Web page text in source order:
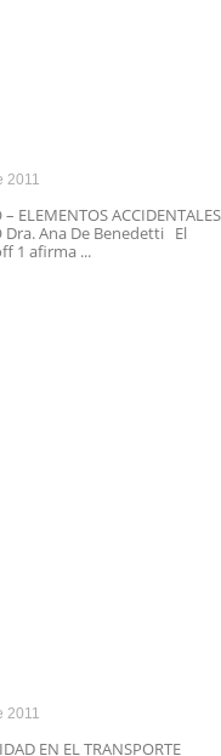
2011
ELEMENTOS ACCIDENTALES
Dra. Ana De Benedetti El
1 afirma ...
2011
EN EL TRANSPORTE